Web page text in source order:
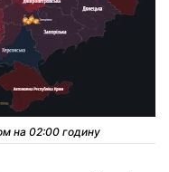
на 02:00 годину